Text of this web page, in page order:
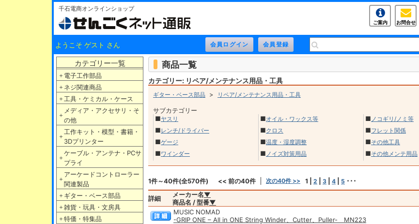
千石電商オンラインショップ
ご案内 お問合せ
ようこそ ゲスト さん
カテゴリー一覧
＋ 電子工作部品
＋ ネジ関連商品
＋ 工具・ケミカル・ケース
＋
メディア・アクセサリ・そ
の他
＋
工作キット・模型・書籍・
3Dプリンター
＋
ケーブル・アンテナ・PCサ
プライ
＋
アーケードコントローラー
関連製品
＋ ギター・ベース部品
＋ 雑貨・玩具・文房具
＋ 特価・特集品
商品一覧
カテゴリー: リペア/メンテナンス用品・工具
ギター・ベース部品 > リペア/メンテナンス用品・工具
サブカテゴリー
■ヤスリ
■レンチ/ドライバー
■ゲージ
■ワインダー
■オイル・ワックス等
■クロス
■温度・湿度調整
■ ノイズ対策用品
■ ノコギリ/ノミ等
■フレット関係
■その他工具
■その他メンテ用品
1件～40件(全570件) << 前の40件 次の40件 >> 1 2 3 4 5 ･･･
詳細 メーカー名▼
商品名 / 型番▼
MUSIC NOMAD
-GRIP ONE – All in ONE String Winder、Cutter、Puller- MN223